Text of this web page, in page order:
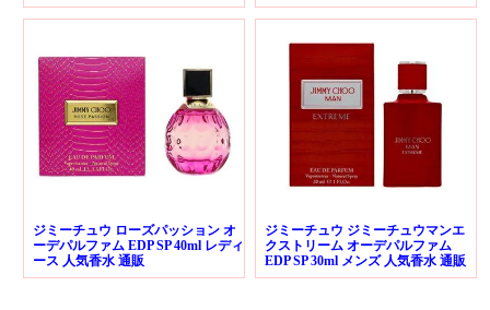
ジミーチュウ ローズパッション オ
ーデパルファム EDP SP 40ml レディ
ース 人気香水 通販
ジミーチュウ ジミーチュウマンエ
クストリーム オーデパルファム
EDP SP 30ml メンズ 人気香水 通販